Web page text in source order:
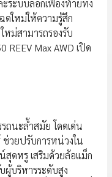
ระบบล็อกเฟืองท้ายทั้ง
ใหม่ให้ความรู้สึก
หม่สามารถรองรับ
Max AWD เปิด
ถนะล้ำสมัย โดดเด่น
ช่วยปรับการหน่วงใน
สุดหรู เสริมด้วยล้อแม็ก
บริหารระดับสูง